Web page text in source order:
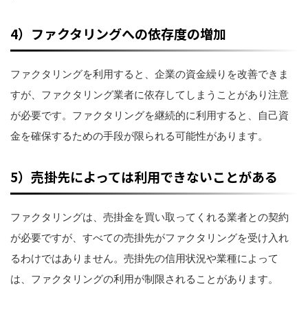
4）ファクタリングへの依存度の増加
ファクタリングを利用すると、企業の資金繰りを改善できま
すが、ファクタリング業者に依存してしまうことがあり注意
が必要です。ファクタリングを継続的に利用すると、自己資
金を確保するための手段が限られる可能性があります。
5）売掛先によっては利用できないことがある
ファクタリングは、売掛金を買い取ってくれる業者との契約
が必要ですが、すべての売掛先がファクタリングを受け入れ
るわけではありません。売掛先の信用状況や業種によって
は、ファクタリングの利用が制限されることがあります。